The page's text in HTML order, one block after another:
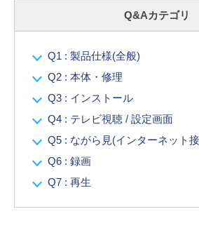
Q&Aカテゴリ
Q1 : 製品仕様(全般)
Q2 : 本体・修理
Q3 : インストール
Q4 : テレビ視聴 / 設定画面
Q5 : ながら見(インターネット
Q6 : 録画
Q7 : 再生